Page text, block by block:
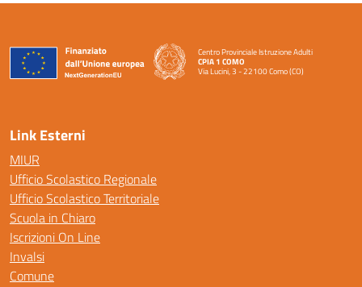
Centro Provinciale Istruzione Adulti
CPIA 1 COMO
Via Lucini, 3 - 22100 Como (CO)
— Visita la pagina iniziale della scuola
Link Esterni
MIUR
Ufficio Scolastico Regionale
Ufficio Scolastico Territoriale
Scuola in Chiaro
Iscrizioni On Line
Invalsi
Comune